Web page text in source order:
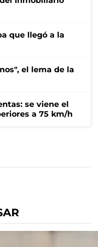
que llegó a la
el lema de la
se viene el
a 75 km/h